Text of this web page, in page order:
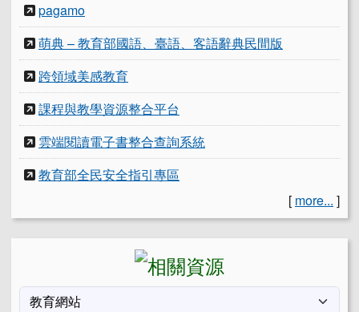
pagamo
萌典 – 教育部國語、臺語、客語辭典民間版
跨領域美感教育
課程與教學資源整合平台
雲端閱讀電子書整合查詢系統
教育部全民安全指引專區
[ more... ]